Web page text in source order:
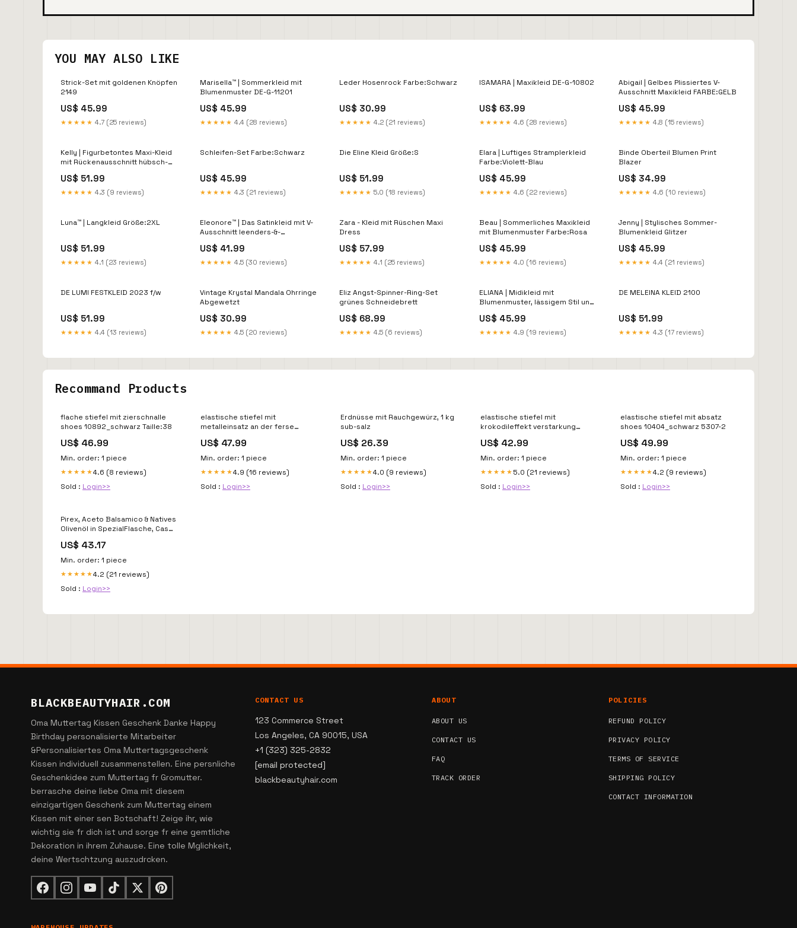
YOU MAY ALSO LIKE
Strick-Set mit goldenen Knöpfen
2149
US$ 45.99
★★★★★ 4.7 (25 reviews)
Marisella™ | Sommerkleid mit
Blumenmuster DE-G-11201
US$ 45.99
★★★★★ 4.4 (28 reviews)
Leder Hosenrock Farbe:Schwarz
US$ 30.99
★★★★★ 4.2 (21 reviews)
ISAMARA | Maxikleid DE-G-10802
US$ 63.99
★★★★★ 4.6 (28 reviews)
Abigail | Gelbes Plissiertes V-
Ausschnitt Maxikleid FARBE:GELB
US$ 45.99
★★★★★ 4.8 (15 reviews)
Kelly | Figurbetontes Maxi-Kleid
mit Rückenausschnitt hübsch-
buchungen20250322
US$ 51.99
★★★★★ 4.3 (9 reviews)
Schleifen-Set Farbe:Schwarz
US$ 45.99
★★★★★ 4.3 (21 reviews)
Die Eline Kleid Größe:S
US$ 51.99
★★★★★ 5.0 (18 reviews)
Elara | Luftiges Stramplerkleid
Farbe:Violett-Blau
US$ 45.99
★★★★★ 4.6 (22 reviews)
Binde Oberteil Blumen Print
Blazer
US$ 34.99
★★★★★ 4.6 (10 reviews)
Luna™ | Langkleid Größe:2XL
US$ 51.99
★★★★★ 4.1 (23 reviews)
Eleonore™ | Das Satinkleid mit V-
Ausschnitt leenders-&-
US$ 41.99
★★★★★ 4.5 (30 reviews)
Zara - Kleid mit Rüschen Maxi
Dress
US$ 57.99
★★★★★ 4.1 (25 reviews)
Beau | Sommerliches Maxikleid
mit Blumenmuster Farbe:Rosa
US$ 45.99
★★★★★ 4.0 (16 reviews)
Jenny | Stylisches Sommer-
Blumenkleid Glitzer
US$ 45.99
★★★★★ 4.4 (21 reviews)
DE LUMI FESTKLEID 2023 f/w
US$ 51.99
★★★★★ 4.4 (13 reviews)
Vintage Krystal Mandala Ohrringe
Abgewetzt
US$ 30.99
★★★★★ 4.5 (20 reviews)
Eliz Angst-Spinner-Ring-Set
grünes Schneidebrett
US$ 68.99
★★★★★ 4.5 (6 reviews)
ELIANA | Midikleid mit
Blumenmuster, lässigem Stil und
bunte Tage Women Casual Wear
US$ 45.99
★★★★★ 4.9 (19 reviews)
DE MELEINA KLEID 2100
US$ 51.99
★★★★★ 4.3 (17 reviews)
Recommand Products
flache stiefel mit zierschnalle
shoes 10892_schwarz Taille:38
US$ 46.99
Min. order: 1 piece
★★★★★4.6 (8 reviews)
Sold : Login>>
elastische stiefel mit
metalleinsatz an der ferse
US$ 47.99
Min. order: 1 piece
★★★★★4.9 (16 reviews)
Sold : Login>>
Erdnüsse mit Rauchgewürz, 1 kg
sub-salz
US$ 26.39
Min. order: 1 piece
★★★★★4.0 (9 reviews)
Sold : Login>>
elastische stiefel mit
krokodileffekt verstarkung
US$ 42.99
Min. order: 1 piece
★★★★★ 5.0 (21 reviews)
Sold : Login>>
elastische stiefel mit absatz
shoes 10404_schwarz 5307-2
US$ 49.99
Min. order: 1 piece
★★★★★4.2 (9 reviews)
Sold : Login>>
Pirex, Aceto Balsamico & Natives
Olivenöl in SpezialFlasche, Casa
und-spezialitaeten
US$ 43.17
Min. order: 1 piece
★★★★★4.2 (21 reviews)
Sold : Login>>
BLACKBEAUTYHAIR.COM
Oma Muttertag Kissen Geschenk Danke Happy
Birthday personalisierte Mitarbeiter
&Personalisiertes Oma Muttertagsgeschenk
Kissen individuell zusammenstellen. Eine persnliche
Geschenkidee zum Muttertag fr Gromutter.
berrasche deine liebe Oma mit diesem
einzigartigen Geschenk zum Muttertag einem
Kissen mit einer sen Botschaft! Zeige ihr, wie
wichtig sie fr dich ist und sorge fr eine gemtliche
Dekoration in ihrem Zuhause. Eine tolle Mglichkeit,
deine Wertschtzung auszudrcken.
CONTACT US
123 Commerce Street
Los Angeles, CA 90015, USA
+1 (323) 325-2832
[email protected]
blackbeautyhair.com
ABOUT
ABOUT US
CONTACT US
FAQ
TRACK ORDER
POLICIES
REFUND POLICY
PRIVACY POLICY
TERMS OF SERVICE
SHIPPING POLICY
CONTACT INFORMATION